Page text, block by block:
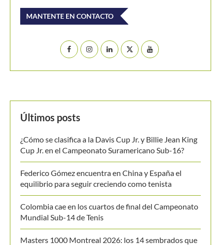
MANTENTE EN CONTACTO
Últimos posts
¿Cómo se clasifica a la Davis Cup Jr. y Billie Jean King
Cup Jr. en el Campeonato Suramericano Sub-16?
Federico Gómez encuentra en China y España el
equilibrio para seguir creciendo como tenista
Colombia cae en los cuartos de final del Campeonato
Mundial Sub-14 de Tenis
Masters 1000 Montreal 2026: los 14 sembrados que